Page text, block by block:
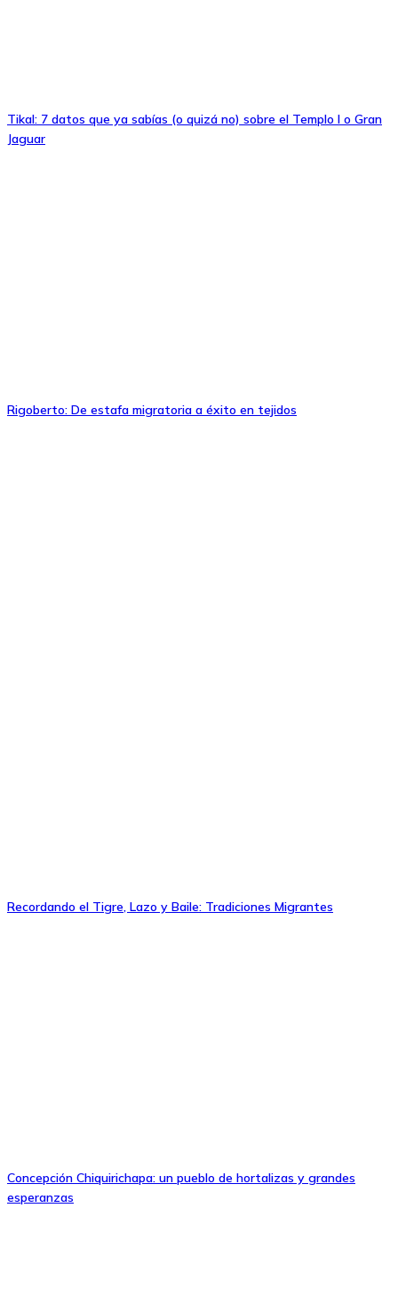
Tikal: 7 datos que ya sabías (o quizá no) sobre el Templo I o Gran
Jaguar
Rigoberto: De estafa migratoria a éxito en tejidos
Recordando el Tigre, Lazo y Baile: Tradiciones Migrantes
Concepción Chiquirichapa: un pueblo de hortalizas y grandes
esperanzas